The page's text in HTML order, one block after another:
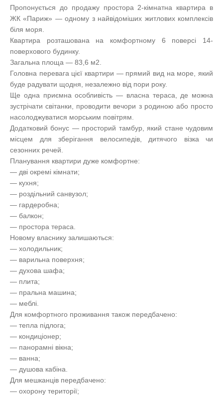
Пропонується до продажу простора 2-кімнатна квартира в
ЖК «Париж» — одному з найвідоміших житлових комплексів
біля моря.
Квартира розташована на комфортному 6 поверсі 14-
поверхового будинку.
Загальна площа — 83,6 м2.
Головна перевага цієї квартири — прямий вид на море, який
буде радувати щодня, незалежно від пори року.
Ще одна приємна особливість — власна тераса, де можна
зустрічати світанки, проводити вечори з родиною або просто
насолоджуватися морським повітрям.
Додатковий бонус — просторий тамбур, який стане чудовим
місцем для зберігання велосипедів, дитячого візка чи
сезонних речей.
Планування квартири дуже комфортне:
— дві окремі кімнати;
— кухня;
— роздільний санвузол;
— гардеробна;
— балкон;
— простора тераса.
Новому власнику залишаються:
— холодильник;
— варильна поверхня;
— духова шафа;
— плита;
— пральна машина;
— меблі.
Для комфортного проживання також передбачено:
— тепла підлога;
— кондиціонер;
— панорамні вікна;
— ванна;
— душова кабіна.
Для мешканців передбачено:
— охорону території;